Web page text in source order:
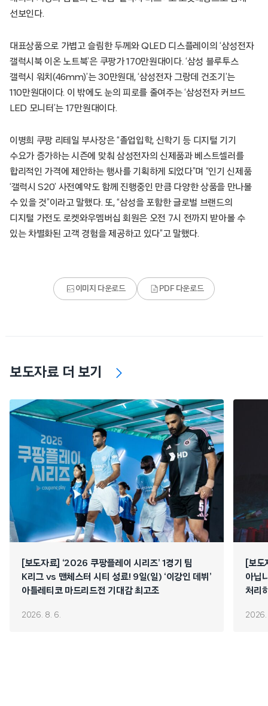
선보인다.
대표상품으로 가볍고 슬림한 두께와 QLED 디스플레이의 ‘삼성전자
갤럭시북 이온 노트북’은 쿠팡가 170만원대이다. ‘삼성 블루투스
갤럭시 워치(46mm)’는 30만원대, ‘삼성전자 그랑데 건조기’는
110만원대이다. 이 밖에도 눈의 피로를 줄여주는 ‘삼성전자 커브드
LED 모니터’는 17만원대이다.
이병희 쿠팡 리테일 부사장은 “졸업입학, 신학기 등 디지털 기기
수요가 증가하는 시즌에 맞춰 삼성전자의 신제품과 베스트셀러를
합리적인 가격에 제안하는 행사를 기획하게 되었다”며 “인기 신제품
‘갤럭시 S20’ 사전예약도 함께 진행중인 만큼 다양한 상품을 만나볼
수 있을 것”이라고 말했다. 또, “삼성을 포함한 글로벌 브랜드의
디지털 가전도 로켓와우멤버십 회원은 오전 7시 전까지 받아볼 수
있는 차별화된 고객 경험을 제공하고 있다”고 말했다.
이미지 다운로드 PDF 다운로드
보도자료 더 보기
[보도자료] ‘2026 쿠팡플레이 시리즈’ 1경기 팀
K리그 vs 맨체스터 시티 성료! 9일(일) ‘이강인 데뷔’
아틀레티코 마드리드전 기대감 최고조
2026. 8. 6.
[보
아닙
처리
2026.